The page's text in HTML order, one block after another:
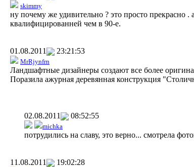
skimmy
ну почему же удивительно ? это просто прекрасно .
квалифицированней чем в 90-е.
01.08.2011 23:21:53
MrRjynfrn
Ландшафтные дизайнеры создают все более
Поразила ажурная деревянная конструкция
02.08.2011 08:52:55
michka
потрудились на славу, это верно... смотрела
11.08.2011 19:02:28